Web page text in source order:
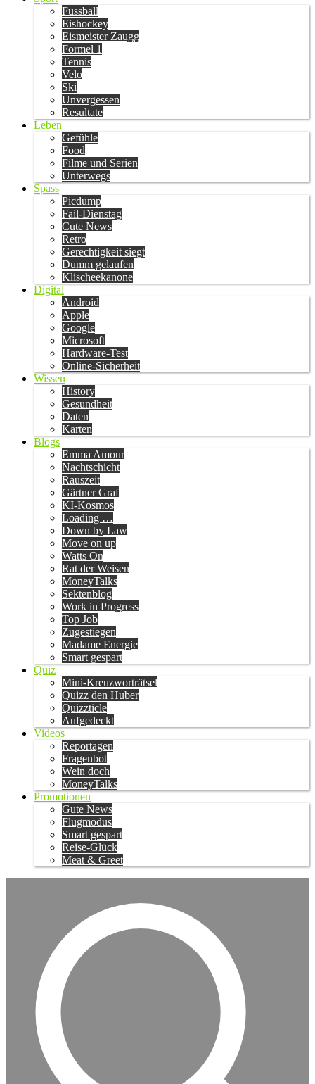
Fussball
Eishockey
Eismeister Zaugg
Formel 1
Tennis
Velo
Ski
Unvergessen
Resultate
Leben
Gefühle
Food
Filme und Serien
Unterwegs
Spass
Picdump
Fail-Dienstag
Cute News
Retro
Gerechtigkeit siegt
Dumm gelaufen
Klischeekanone
Digital
Android
Apple
Google
Microsoft
Hardware-Test
Online-Sicherheit
Wissen
History
Gesundheit
Daten
Karten
Blogs
Emma Amour
Nachtschicht
Rauszeit
Gärtner Graf
KI-Kosmos
Loading …
Down by Law
Move on up
Watts On
Rat der Weisen
MoneyTalks
Sektenblog
Work in Progress
Top Job
Zugestiegen
Madame Energie
Smart gespart
Quiz
Mini-Kreuzworträtsel
Quizz den Huber
Quizzticle
Aufgedeckt
Videos
Reportagen
Fragenbot
Wein doch
MoneyTalks
Promotionen
Gute News
Flugmodus
Smart gespart
Reise-Glück
Meat & Greet